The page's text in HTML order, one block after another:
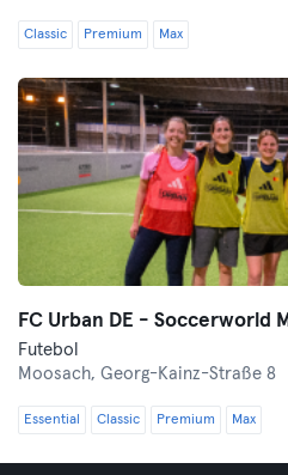
Classic Premium Max
FC Urban DE - Soccerworld
Futebol
Moosach, Georg-Kainz-Straße 8
Essential Classic Premium Max